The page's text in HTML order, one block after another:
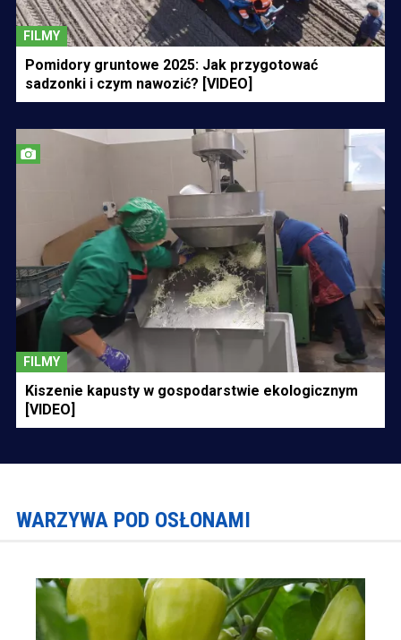
FILMY
Pomidory gruntowe 2025: Jak przygotować
sadzonki i czym nawozić? [VIDEO]
FILMY
Kiszenie kapusty w gospodarstwie ekologicznym
[VIDEO]
WARZYWA POD OSŁONAMI